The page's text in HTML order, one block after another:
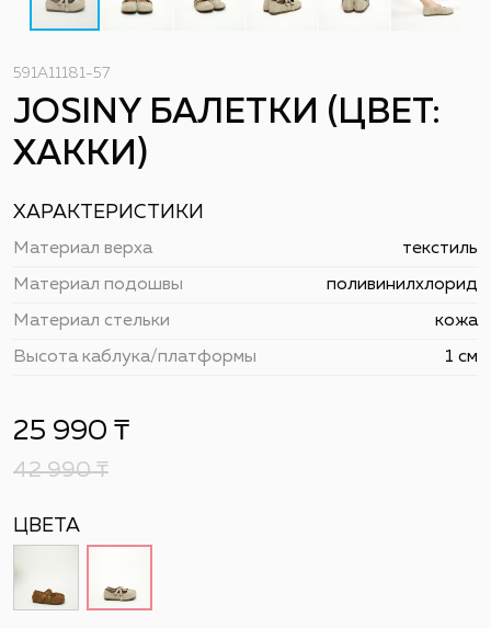
591A11181-57
JOSINY БАЛЕТКИ (ЦВЕТ:
ХАККИ)
ХАРАКТЕРИСТИКИ
Материал верха текстиль
Материал подошвы поливинилхлорид
Материал стельки кожа
Высота каблука/платформы 1 см
25 990 ₸
42 990₸
ЦВЕТА